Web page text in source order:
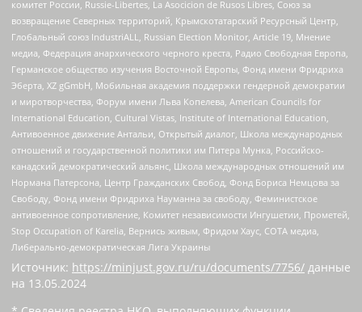
комитет России, Russie-Libertes, La Asocicion de Rusos Libres, Союз за
возвращение Северных территорий, Крымскотатарский Ресурсный Центр,
Глобальный союз IndustriALL, Russian Election Monitor, Article 19, Мнение
медиа, Федерация анархического черного креста, Радио Свободная Европа,
Германское общество изучения Восточной Европы, Фонд имени Фридриха
Эберта, XZ gGmbH, Мобильная академия поддержки гендерной демократии
и миротворчества, Форум имени Льва Копелева, American Councils for
International Education, Cultural Vistas, Institute of International Education,
Антивоенное движение Антальи, Открытый диалог, Школа международных
отношений и государственной политики им Питера Мунка, Российско-
канадский демократический альянс, Школа международных отношений им
Нормана Патерсона, Центр Гражданских Свобод, Фонд Бориса Немцова за
Свободу, Фонд имени Фридриха Науманна за свободу, Феминистское
антивоенное сопротивление, Комитет независимости Ингушетии, Прометей,
Stop Occupation of Karelia, Вернись живым, Фридом Хаус, СОТА медиа,
Либерально-демократическая Лига Украины
Источник: https://minjust.gov.ru/ru/documents/7756/ данные
на 13.05.2024